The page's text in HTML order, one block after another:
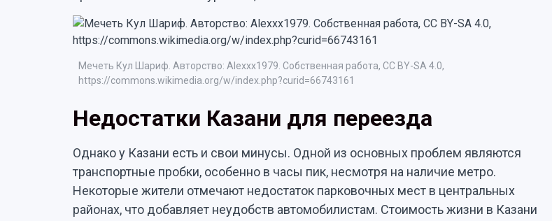
Мечеть Кул Шариф. Авторство: Alexxx1979. Собственная работа, CC BY-SA 4.0,
https://commons.wikimedia.org/w/index.php?curid=66743161
Недостатки Казани для переезда
Однако у Казани есть и свои минусы. Одной из основных проблем являются
транспортные пробки, особенно в часы пик, несмотря на наличие метро.
Некоторые жители отмечают недостаток парковочных мест в центральных
районах, что добавляет неудобств автомобилистам. Стоимость жизни в Казани